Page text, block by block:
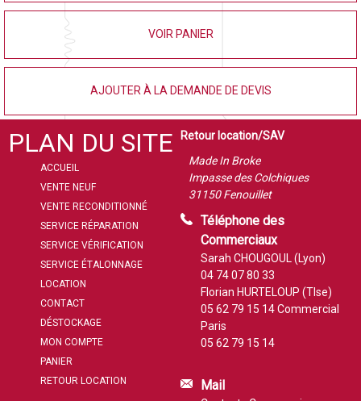
VOIR PANIER
AJOUTER À LA DEMANDE DE DEVIS
PLAN DU SITE
ACCUEIL
VENTE NEUF
VENTE RECONDITIONNÉ
SERVICE RÉPARATION
SERVICE VÉRIFICATION
SERVICE ÉTALONNAGE
LOCATION
CONTACT
DÉSTOCKAGE
MON COMPTE
PANIER
RETOUR LOCATION
Retour location/SAV
Made In Broke
Impasse des Colchiques
31150 Fenouillet
Téléphone des
Commerciaux
Sarah CHOUGOUL (Lyon)
04 74 07 80 33
Florian HURTELOUP (Tlse)
05 62 79 15 14Commercial
Paris
05 62 79 15 14
Mail